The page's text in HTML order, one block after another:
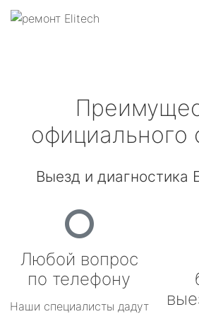
официального
Выезд и диагностика
Любой вопрос
по телефону
Наши специалисты дадут